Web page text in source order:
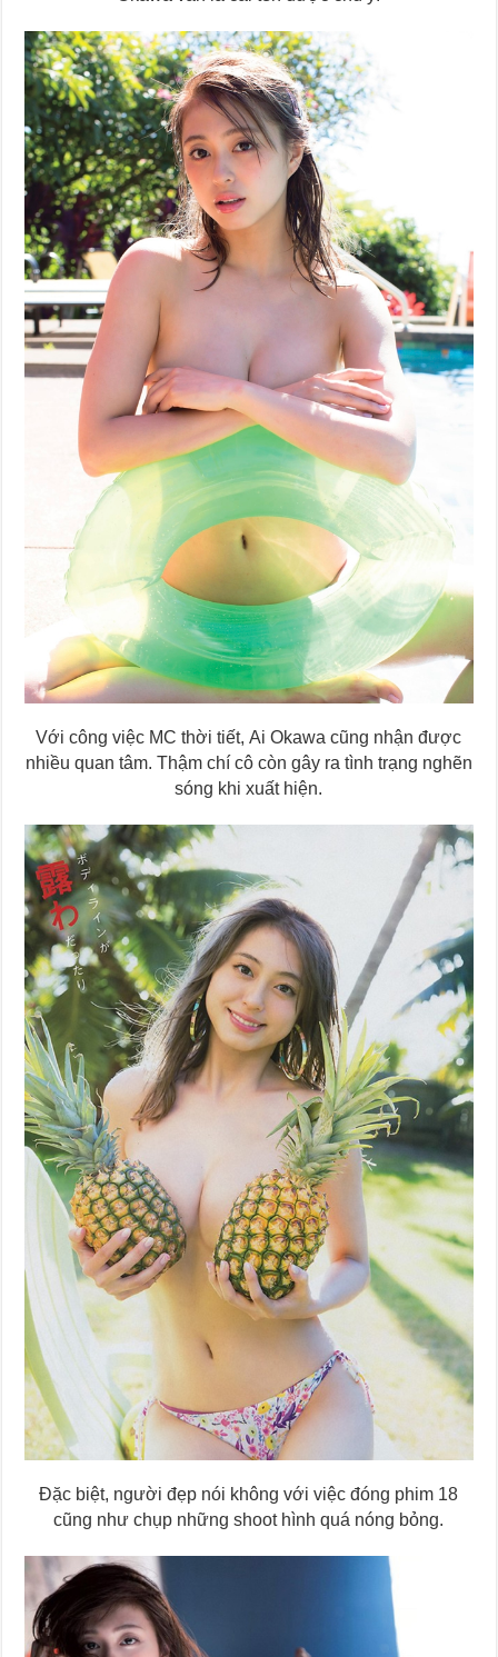
Với công việc MC thời tiết, Ai Okawa cũng nhận được
nhiều quan tâm. Thậm chí cô còn gây ra tình trạng nghẽn
sóng khi xuất hiện.
Đặc biệt, người đẹp nói không với việc đóng phim 18
cũng như chụp những shoot hình quá nóng bỏng.